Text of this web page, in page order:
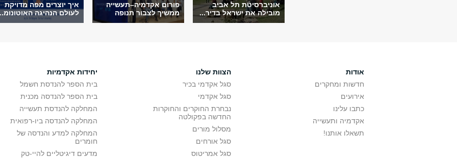
אוניברסיטת תל אביב
מובילה את ישראל בדיר...
פורום אקדמיה–תעשייה
ממשיך לצבור תנופה
איך יוצרים מפה מדויקת
לעולם הנהיגה
אודות
חדשות ומחקרים
אירועים
כתבו עלינו
אקדמיה ותעשייה
תשאלו אותנו!
הצוות שלנו
סגל אקדמי בכיר
סגל אקדמי
נבחרת החוקרים והחוקרות
החדשה בפקולטה
מסלול מורים
סגל אורחים
סגל אמריטוס
יחידות אקדמיות
בית הספר להנדסת חשמל
בית הספר להנדסה מכנית
המחלקה להנדסת תעשייה
המחלקה להנדסה ביו-רפואית
המחלקה למדע והנדסה של
חומרים
מדעים דיגיטליים להיי-טק